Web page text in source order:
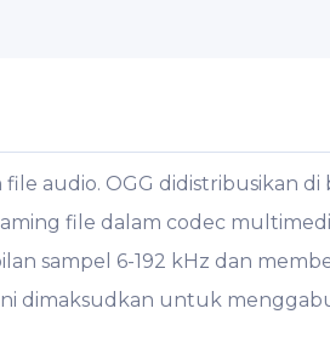
audio. OGG didistribusikan di
file dalam codec
sampel 6-192 kHz dan
dimaksudkan untuk